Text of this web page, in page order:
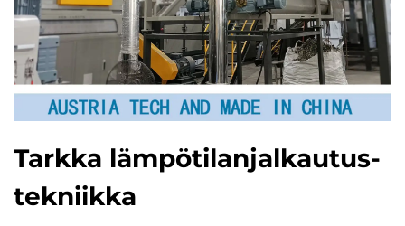
Tarkka lämpötilanjalkautus-
tekniikka